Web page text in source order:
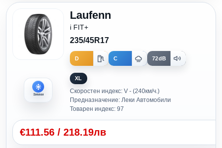
Зимни
Laufenn
i FIT+
235/45R17
D C 72dB
XL
Скоростен индекс: V - (240км/ч.)
Предназначение: Леки Автомобили
Товарен индекс: 97
€111.56 / 218.19лв